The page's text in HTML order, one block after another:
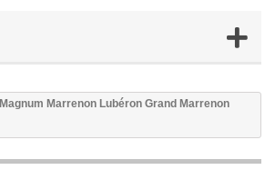
Magnum Marrenon Lubéron Grand Marrenon